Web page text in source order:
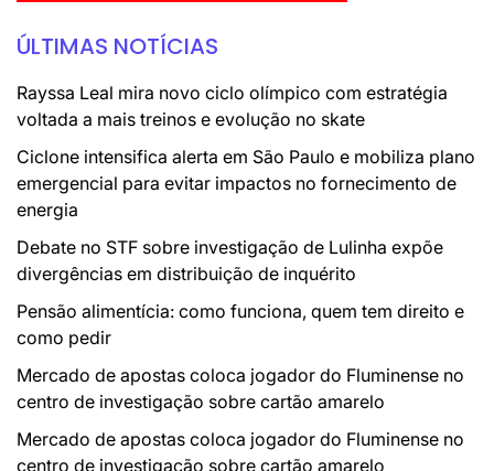
ÚLTIMAS NOTÍCIAS
Rayssa Leal mira novo ciclo olímpico com estratégia
voltada a mais treinos e evolução no skate
Ciclone intensifica alerta em São Paulo e mobiliza plano
emergencial para evitar impactos no fornecimento de
energia
Debate no STF sobre investigação de Lulinha expõe
divergências em distribuição de inquérito
Pensão alimentícia: como funciona, quem tem direito e
como pedir
Mercado de apostas coloca jogador do Fluminense no
centro de investigação sobre cartão amarelo
Mercado de apostas coloca jogador do Fluminense no
centro de investigação sobre cartão amarelo